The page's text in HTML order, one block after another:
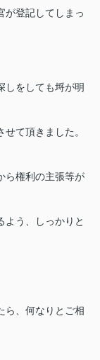
が登記してしまっ
しをしても埒が明
て頂きました。
ら権利の主張等が
う、しっかりと
ら、何なりとご相